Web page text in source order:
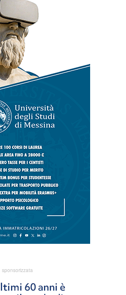
sponsorizzata